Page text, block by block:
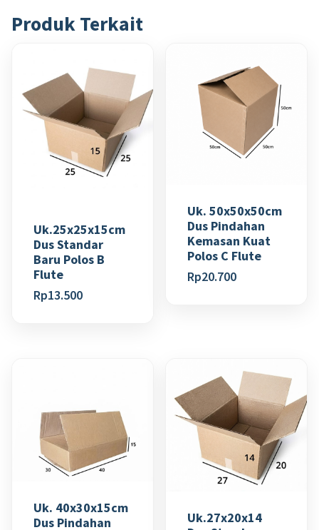
Produk Terkait
Uk.25x25x15cm
Dus Standar
Baru Polos B
Flute
Rp13.500
Uk. 50x50x50cm
Dus Pindahan
Kemasan Kuat
Polos C Flute
Rp20.700
Uk. 40x30x15cm
Dus Pindahan
Uk.27x20x14